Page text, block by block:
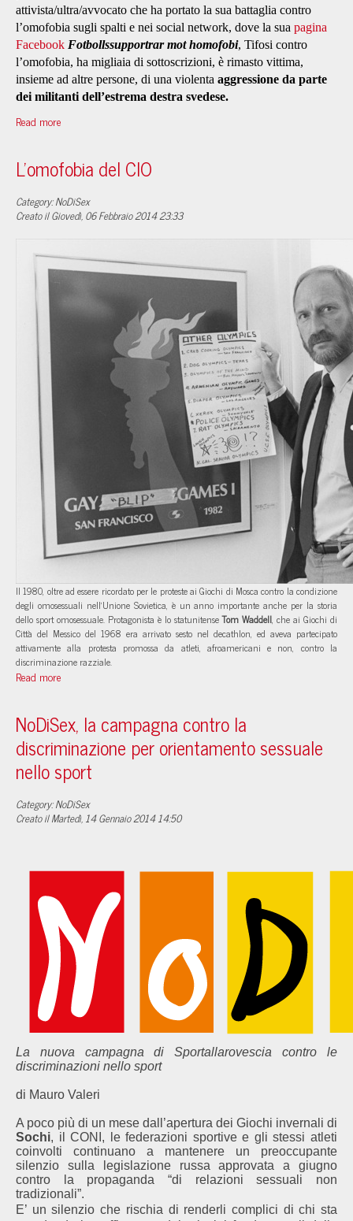
attivista/ultra/avvocato che ha portato la sua battaglia contro
l’omofobia sugli spalti e nei social network, dove la sua pagina
Facebook Fotbollssupportrar mot homofobi, Tifosi contro
l’omofobia, ha migliaia di sottoscrizioni, è rimasto vittima,
insieme ad altre persone, di una violenta aggressione da parte
dei militanti dell’estrema destra svedese.
Read more
L'omofobia del CIO
Category: NoDiSex
Creato il Giovedì, 06 Febbraio 2014 23:33
Il 1980, oltre ad essere ricordato per le proteste ai Giochi di Mosca contro la condizione
degli omosessuali nell’Unione Sovietica, è un anno importante anche per la storia
dello sport omosessuale. Protagonista è lo statunitenseTom Waddell, che ai Giochi di
Città del Messico del 1968 era arrivato sesto nel decathlon, ed aveva partecipato
attivamente alla protesta promossa da atleti, afroamericani e non, contro la
discriminazione razziale.
Read more
NoDiSex, la campagna contro la
discriminazione per orientamento sessuale
nello sport
Category: NoDiSex
Creato il Martedì, 14 Gennaio 2014 14:50
La nuova campagna di Sportallarovescia contro le
discriminazioni nello sport
di Mauro Valeri
A poco più di un mese dall’apertura dei Giochi invernali di
Sochi, il CONI, le federazioni sportive e gli stessi atleti
coinvolti continuano a mantenere un preoccupante
silenzio sulla legislazione russa approvata a giugno
contro la propaganda “di relazioni sessuali non
tradizionali”.
E’ un silenzio che rischia di renderli complici di chi sta